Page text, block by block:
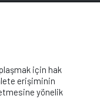
için hak
erişiminin
yönelik